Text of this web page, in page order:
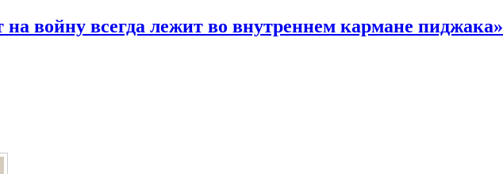
войну всегда лежит во внутреннем кармане пиджака»